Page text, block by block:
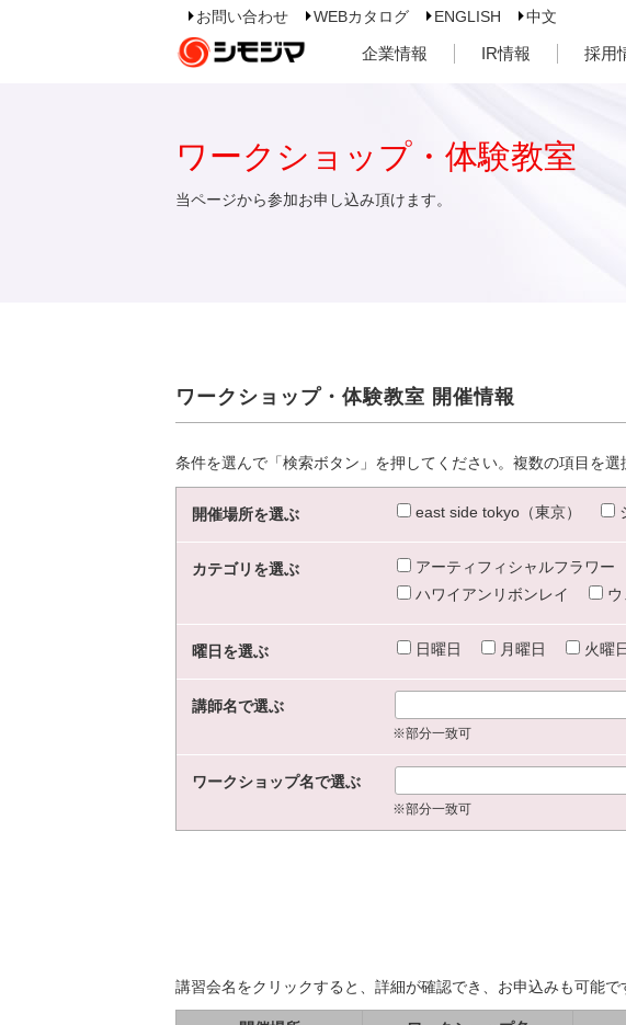
お問い合わせ WEBカタログ ENGLISH 中文
企業情報 IR情報 採用
ワークショップ・体験教室
当ページから参加お申し込み頂けます。
ワークショップ・体験教室 開催情報
条件を選んで「検索ボタン」を押してください。複数の項目を選
開催場所を選ぶ east side tokyo（東京）
カテゴリを選ぶ アーティフィシャルフラワー
ハワイアンリボンレイ
曜日を選ぶ 日曜日 月曜日 火曜
講師名で選ぶ
※部分一致可
ワークショップ名で選ぶ
※部分一致可
講習会名をクリックすると、詳細が確認でき、お申込みも可能で